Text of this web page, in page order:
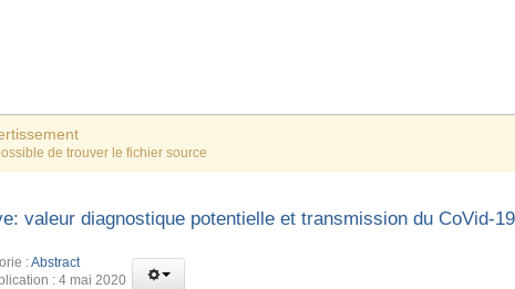
de trouver le fichier source
valeur diagnostique potentielle et transmission du CoVid-19
:Abstract
: 4 mai 2020